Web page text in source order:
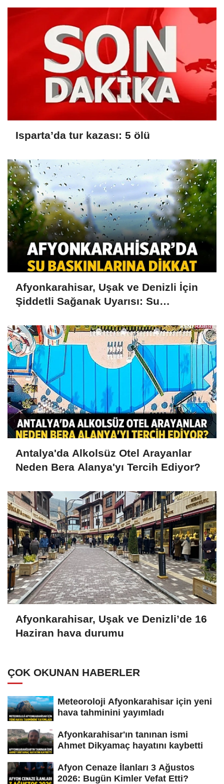
Isparta’da tur kazası: 5 ölü
Afyonkarahisar, Uşak ve Denizli İçin
Şiddetli Sağanak Uyarısı: Su
Antalya'da Alkolsüz Otel Arayanlar
Neden Bera Alanya'yı Tercih Ediyor?
Afyonkarahisar, Uşak ve Denizli’de 16
Haziran hava durumu
ÇOK OKUNAN HABERLER
Meteoroloji Afyonkarahisar için yeni
hava tahminini yayımladı
Afyonkarahisar'ın tanınan ismi
Ahmet Dikyamaç hayatını kaybetti
Afyon Cenaze İlanları 3 Ağustos
2026: Bugün Kimler Vefat Etti?